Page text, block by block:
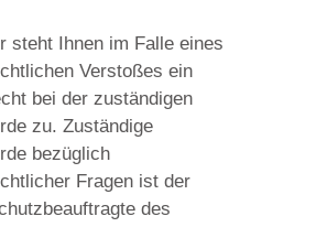
steht Ihnen im Falle eines
Verstoßes ein
bei der zuständigen
zu. Zuständige
bezüglich
Fragen ist der
des